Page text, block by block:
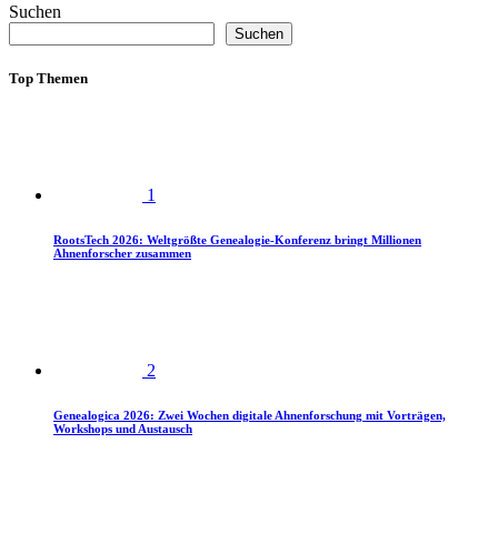
Suchen
Suchen
Top Themen
1
RootsTech 2026: Weltgrößte Genealogie-Konferenz bringt Millionen
Ahnenforscher zusammen
2
Genealogica 2026: Zwei Wochen digitale Ahnenforschung mit Vorträgen,
Workshops und Austausch